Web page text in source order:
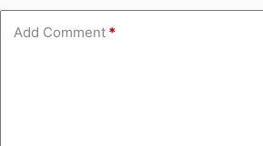
Add Comment *